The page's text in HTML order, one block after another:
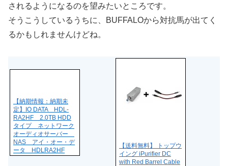
されるようになるのを望みたいところです。
そうこうしているうちに、BUFFALOから対抗馬が出てく
るかもしれませんけどね。
【納期情報：納期未
定】IO DATA HDL-
RA2HF 2.0TB HDD
タイプ ネットワーク
オーディオサーバー
NAS アイ・オー・デ
ータ HDLRA2HF
【送料無料】 トップウ
イング iPurifier DC
with Red Barrel Cable